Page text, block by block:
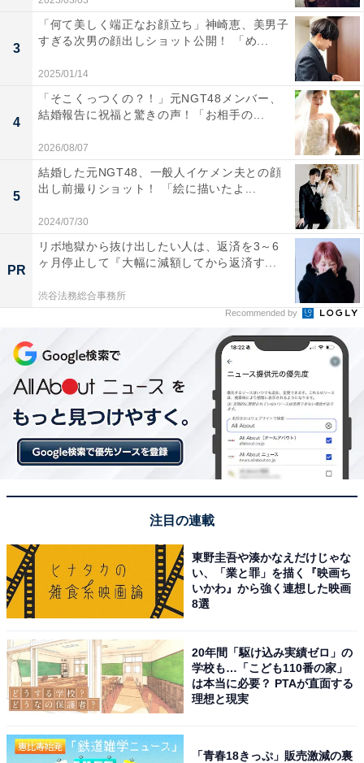
3
「何て美しく端正なお顔立ち」神崎恵、美男子
すぎる次男の顔出しショット公開！ 「め...
2025/01/14
4
「そこくっつくの？！」元NGT48メンバー、
結婚報告に祝福と驚きの声！「お相手の...
2026/08/07
5
結婚した元NGT48、一般人イケメン夫との顔
出し前撮りショット！ 「絵に描いたよ...
2024/07/30
PR
リボ地獄から抜け出したい人は、返済を3～6
ヶ月停止して『大幅に減額してから返済す...
渋谷法務総合事務所
Recommended by
注目の連載
東野圭吾や湊かなえだけじゃな
い、「業と罪」を描く『映画ち
いかわ』から強く連想した映画
8選
20年間「駆け込み実績ゼロ」の
学校も…「こども110番の家」
は本当に必要？ PTAが直面する
理想と現実
「青春18きっぷ」販売激減の裏